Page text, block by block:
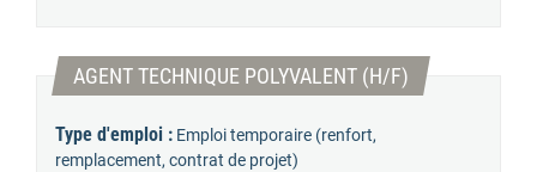
AGENT TECHNIQUE POLYVALENT (H/F) (Nouvelle
Type d'emploi : Emploi temporaire (renfort,
remplacement, contrat de projet)